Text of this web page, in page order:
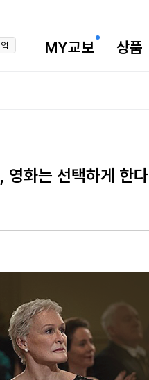
MY교보 상품
영화는 선택하게 한다